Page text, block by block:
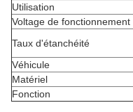
Utilisation
Voltage de fonctionnement
Taux d'étanchéité
Véhicule
Matériel
Fonction